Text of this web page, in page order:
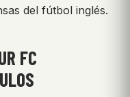
del fútbol inglés.
FC